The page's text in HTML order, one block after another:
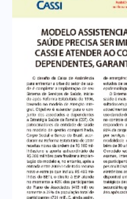
Banco do Brasil
Financeiras e Cooperativas
Galerias de Fotos
Videos
Webmail